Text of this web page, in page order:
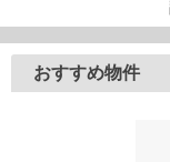
おすすめ物件